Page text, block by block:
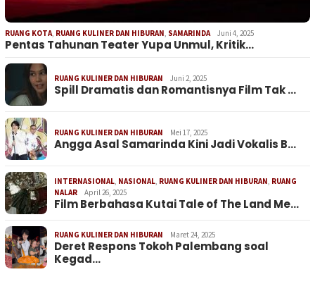
RUANG KOTA RUANG KULINER DAN HIBURAN SAMARINDA Juni 4, 2025
Pentas Tahunan Teater Yupa Unmul, Kritik…
RUANG KULINER DAN HIBURAN Juni 2, 2025
Spill Dramatis dan Romantisnya Film Tak …
RUANG KULINER DAN HIBURAN Mei 17, 2025
Angga Asal Samarinda Kini Jadi Vokalis B…
INTERNASIONAL NASIONAL RUANG KULINER DAN HIBURAN RUANG
NALAR
April 26, 2025
Film Berbahasa Kutai Tale of The Land Me…
RUANG KULINER DAN HIBURAN Maret 24, 2025
Deret Respons Tokoh Palembang soal
Kegad…